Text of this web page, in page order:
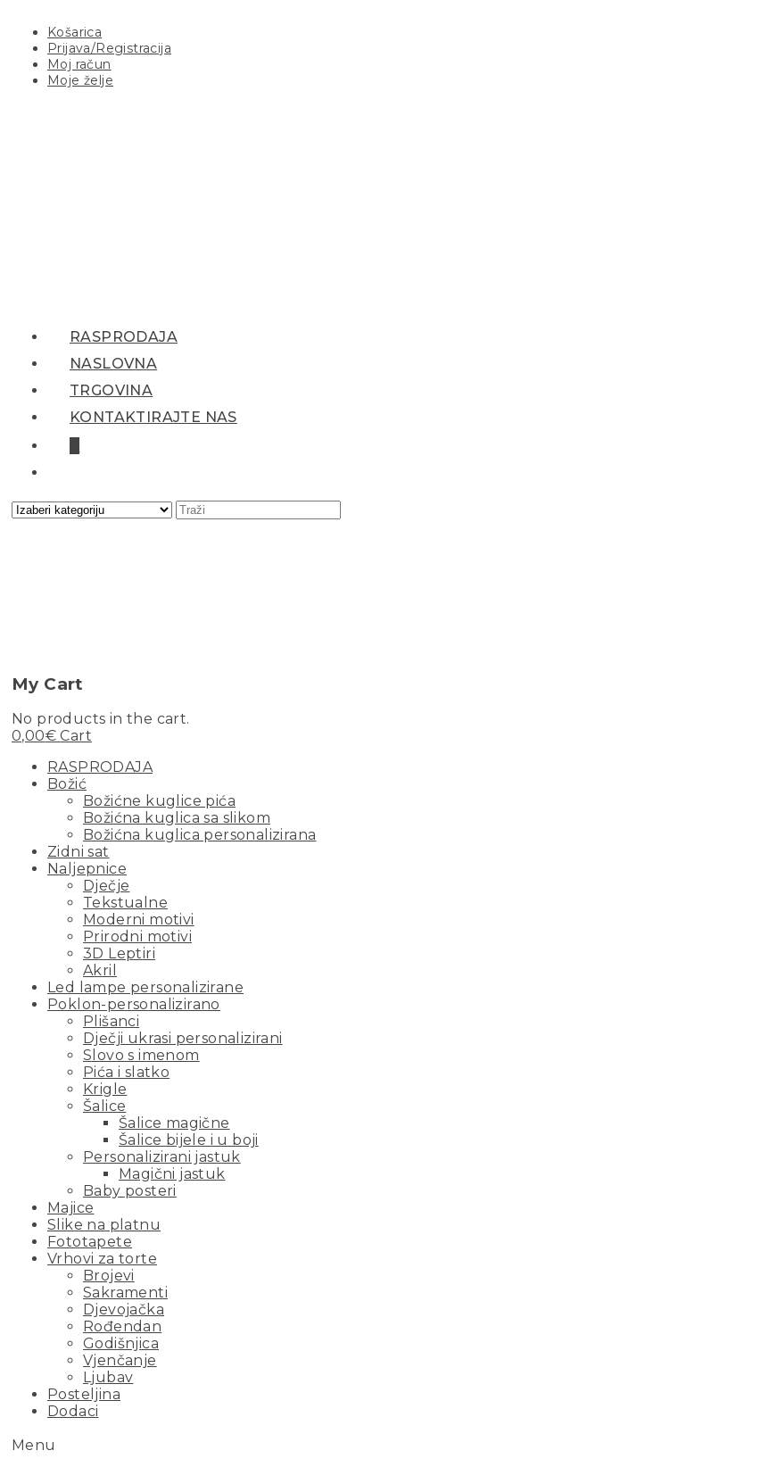
Košarica
Prijava/Registracija
Moj račun
Moje želje
RASPRODAJA
NASLOVNA
TRGOVINA
KONTAKTIRAJTE NAS
My Cart
No products in the cart.
0,00€ Cart
RASPRODAJA
Božić
Božićne kuglice pića
Božićna kuglica sa slikom
Božićna kuglica personalizirana
Zidni sat
Naljepnice
Dječje
Tekstualne
Moderni motivi
Prirodni motivi
3D Leptiri
Akril
Led lampe personalizirane
Poklon-personalizirano
Plišanci
Dječji ukrasi personalizirani
Slovo s imenom
Pića i slatko
Krigle
Šalice
Šalice magične
Šalice bijele i u boji
Personalizirani jastuk
Magični jastuk
Baby posteri
Majice
Slike na platnu
Fototapete
Vrhovi za torte
Brojevi
Sakramenti
Djevojačka
Rođendan
Godišnjica
Vjenčanje
Ljubav
Posteljina
Dodaci
Menu